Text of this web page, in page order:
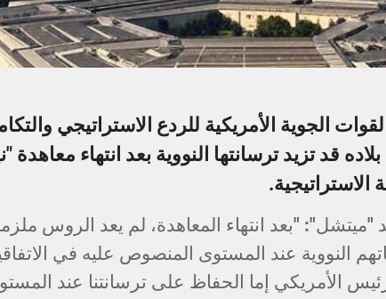
الجوية الأمريكية للردع الاستراتيجي
بلاده قد تزيد ترسانتها النووية بعد انتهاء معاهدة
"ميتشل": "بعد انتهاء المعاهدة، لم يعد الروس
النووية عند المستوى المنصوص عليه في
الأمريكي إما الحفاظ على ترسانتنا عند